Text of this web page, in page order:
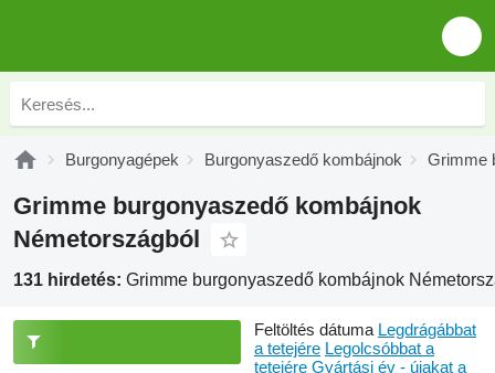
Burgonyagépek Burgonyaszedő kombájnok Grimme
Grimme burgonyaszedő kombájnok
Németországból
131 hirdetés: Grimme burgonyaszedő kombájnok
Feltöltés dátuma Legdrágábbat
a tetejére Legolcsóbbat a
tetejére Gyártási év - újakat a